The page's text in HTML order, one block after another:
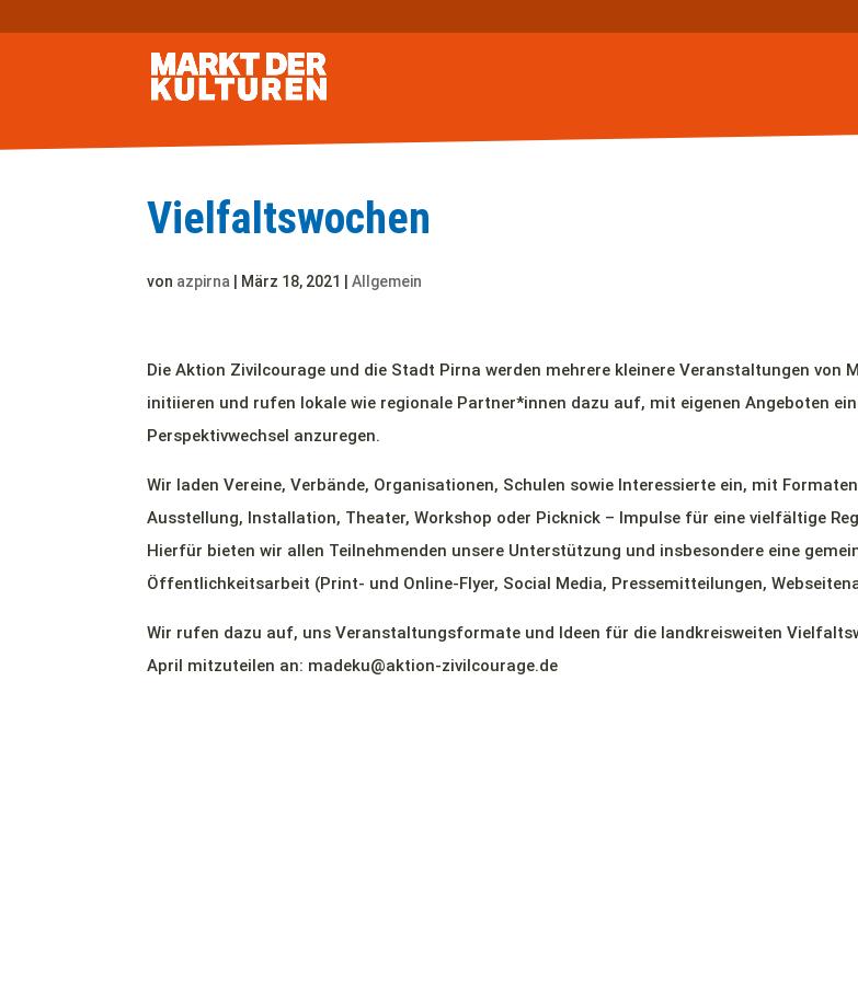
Vielfaltswochen
von azpirna März 18, 2021 |Allgemein
Die Aktion Zivilcourage und die Stadt Pirna werden mehrere kleinere Veranstaltungen von
initiieren und rufen lokale wie regionale Partner*innen dazu auf, mit eigenen Angeboten
Perspektivwechsel anzuregen.
Wir laden Vereine, Verbände, Organisationen, Schulen sowie Interessierte ein, mit
Ausstellung, Installation, Theater, Workshop oder Picknick – Impulse für eine vielfältige
Hierfür bieten wir allen Teilnehmenden unsere Unterstützung und insbesondere eine
Öffentlichkeitsarbeit (Print- und Online-Flyer, Social Media, Pressemitteilungen,
Wir rufen dazu auf, uns Veranstaltungsformate und Ideen für die landkreisweiten
April mitzuteilen an: madeku@aktion-zivilcourage.de